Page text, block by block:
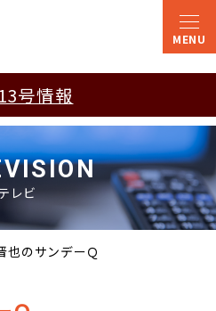
号情報
レビ
也のサンデーＱ